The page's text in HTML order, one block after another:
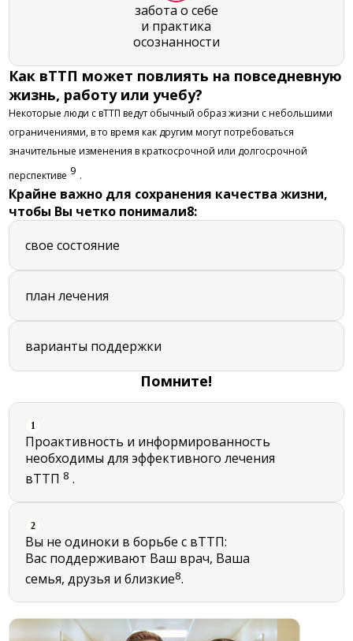
забота о себе
и практика
осознанности
Как вТТП может повлиять на повседневную
жизнь, работу или учебу?
Некоторые люди с вТТП ведут обычный образ жизни с небольшими
ограничениями, в то время как другим могут потребоваться
значительные изменения в краткосрочной или долгосрочной
перспективе 9 .
Крайне важно для сохранения качества жизни,
чтобы Вы четко понимали8:
свое состояние
план лечения
варианты поддержки
Помните!
1
Проактивность и информированность
необходимы для эффективного лечения
вТТП 8 .
2
Вы не одиноки в борьбе с вТТП:
Вас поддерживают Ваш врач, Ваша
семья, друзья и близкие8.